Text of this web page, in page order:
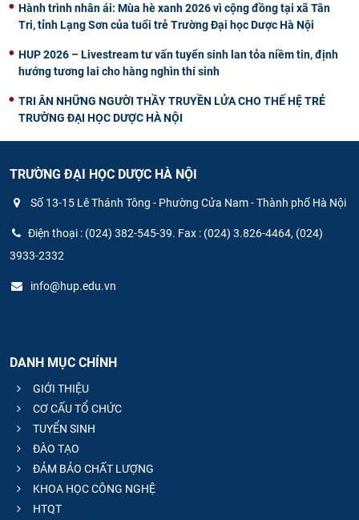
Hành trình nhân ái: Mùa hè xanh 2026 vì cộng đồng tại xã Tân
Tri, tỉnh Lạng Sơn của tuổi trẻ Trường Đại học Dược Hà Nội
HUP 2026 – Livestream tư vấn tuyển sinh lan tỏa niềm tin, định
hướng tương lai cho hàng nghìn thí sinh
TRI ÂN NHỮNG NGƯỜI THẦY TRUYỀN LỬA CHO THẾ HỆ TRẺ
TRƯỜNG ĐẠI HỌC DƯỢC HÀ NỘI
TRƯỜNG ĐẠI HỌC DƯỢC HÀ NỘI
Số 13-15 Lê Thánh Tông - Phường Cửa Nam - Thành phố Hà Nội
Điện thoại : (024) 382-545-39. Fax : (024) 3.826-4464, (024)
3933-2332
info@hup.edu.vn
DANH MỤC CHÍNH
GIỚI THIỆU
CƠ CẤU TỔ CHỨC
TUYỂN SINH
ĐÀO TẠO
ĐẢM BẢO CHẤT LƯỢNG
KHOA HỌC CÔNG NGHỆ
HTQT